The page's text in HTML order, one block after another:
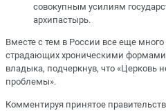
совокупным усилиям
архипастырь.
Вместе с тем в России все еще
страдающих хроническими
владыка, подчеркнув, что «Церковь
проблемы».
Комментируя принятое